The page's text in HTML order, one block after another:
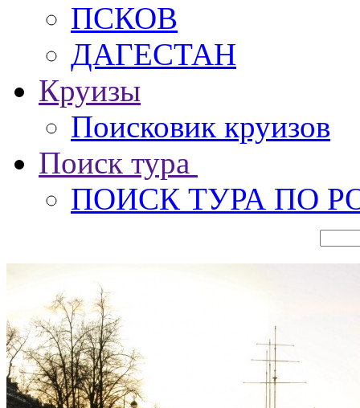
ПСКОВ
ДАГЕСТАН
Круизы
Поисковик круизов
Поиск тура
ПОИСК ТУРА ПО